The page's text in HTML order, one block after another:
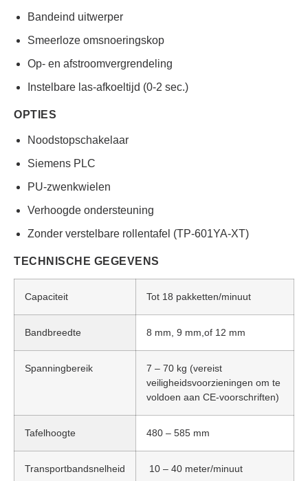
Bandeind uitwerper
Smeerloze omsnoeringskop
Op- en afstroomvergrendeling
Instelbare las-afkoeltijd (0-2 sec.)
OPTIES
Noodstopschakelaar
Siemens PLC
PU-zwenkwielen
Verhoogde ondersteuning
Zonder verstelbare rollentafel (TP-601YA-XT)
TECHNISCHE GEGEVENS
Capaciteit Tot 18 pakketten/minuut
Bandbreedte 8 mm, 9 mm,of 12 mm
Spanningbereik
7 – 70 kg (vereist
veiligheidsvoorzieningen om te
voldoen aan CE-voorschriften)
Tafelhoogte 480 – 585 mm
Transportbandsnelheid 10 – 40 meter/minuut